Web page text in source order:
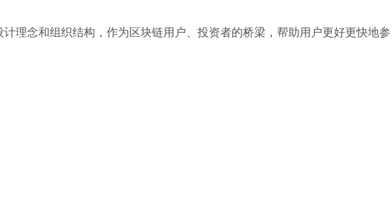
理念和组织结构，作为区块链用户、投资者的桥梁，帮助用户更好更快地参